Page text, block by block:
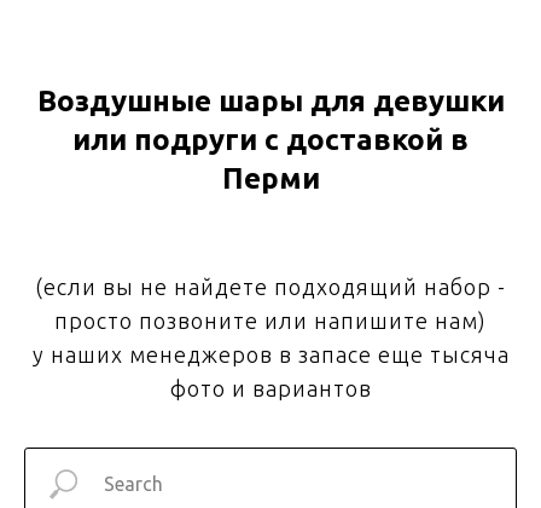
Воздушные шары для девушки
или подруги с доставкой в
Перми
(если вы не найдете подходящий набор -
просто позвоните или напишите нам)
у наших менеджеров в запасе еще тысяча
фото и вариантов